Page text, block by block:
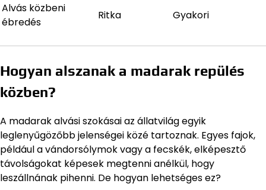
Alvás közbeni
ébredés
Ritka Gyakori
Hogyan alszanak a madarak repülés
közben?
A madarak alvási szokásai az állatvilág egyik
leglenyűgözőbb jelenségei közé tartoznak. Egyes fajok,
például a vándorsólymok vagy a fecskék, elképesztő
távolságokat képesek megtenni anélkül, hogy
leszállnának pihenni. De hogyan lehetséges ez?